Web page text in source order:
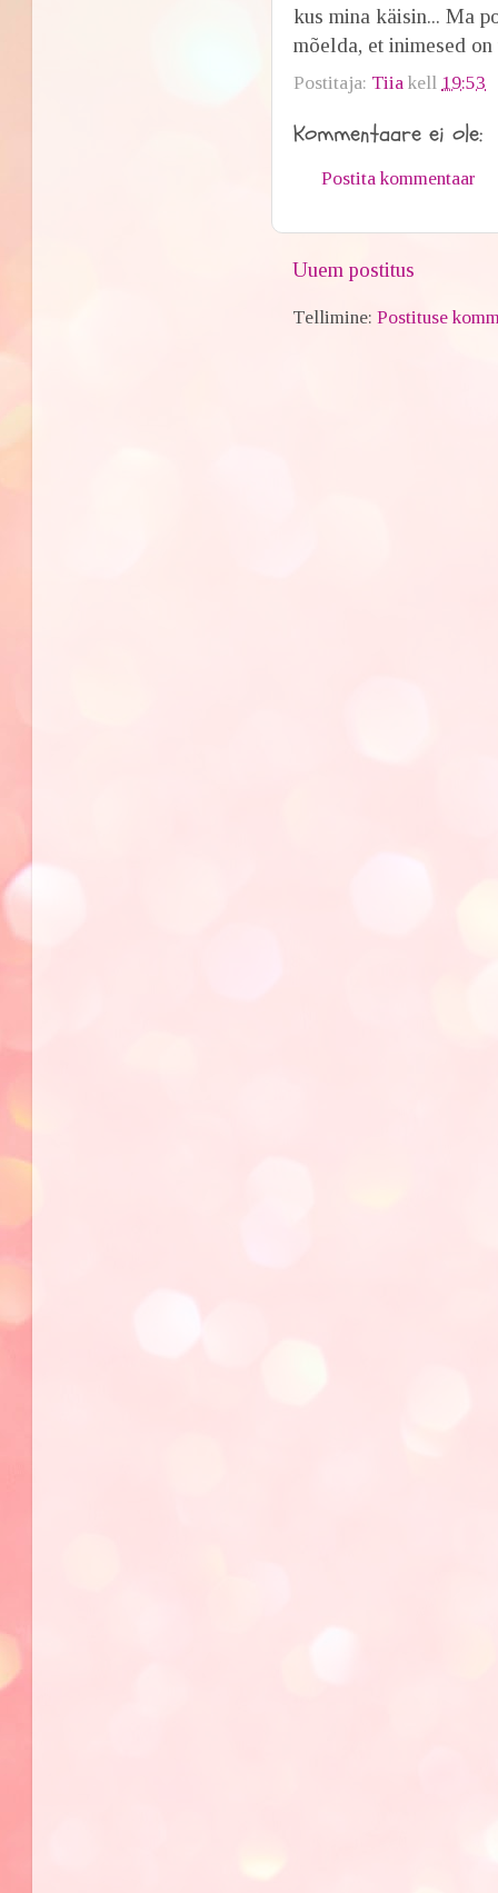
kus mina käisin... Ma
mõelda, et inimesed
Postitaja: Tiia kell 19:53
Kommentaare ei ole:
Postita kommentaar
Uuem postitus
Tellimine:Postituse